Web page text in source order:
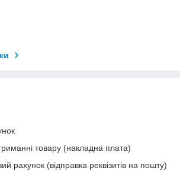
товару (накладна плата)
рахунок (відправка реквізитів на пошту)